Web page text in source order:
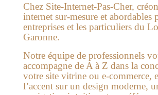
Chez Site-Internet-Pas-Cher,
internet sur-mesure et abordables
entreprises et les particuliers du
Garonne.
Notre équipe de professionnels
accompagne de A à Z dans la
votre site vitrine ou e-commerce,
l’accent sur un design moderne,